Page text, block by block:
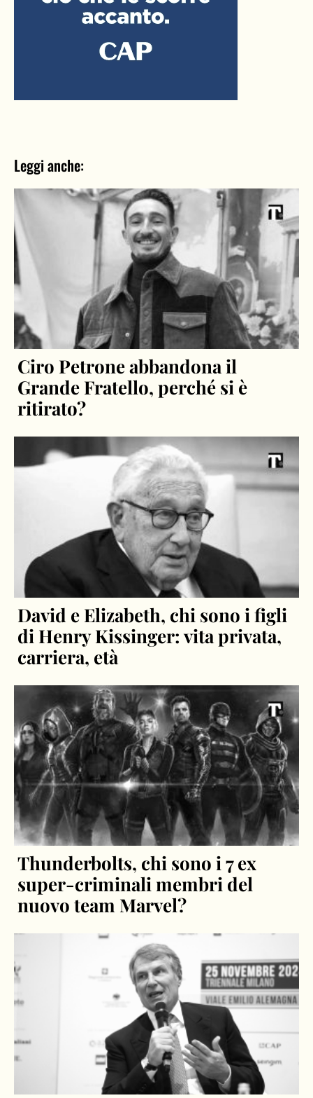
Leggi anche:
Ciro Petrone abbandona il
Grande Fratello, perché si è
ritirato?
David e Elizabeth, chi sono i figli
di Henry Kissinger: vita privata,
carriera, età
Thunderbolts, chi sono i 7 ex
super-criminali membri del
nuovo team Marvel?